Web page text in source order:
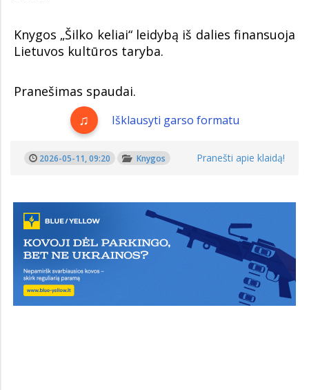
Knygos „Šilko keliai“ leidybą iš dalies finansuoja
Lietuvos kultūros taryba.
Pranešimas spaudai.
Išklausyti garso formatu
2026-05-11, 09:20 Knygos Pranešti apie klaidą!